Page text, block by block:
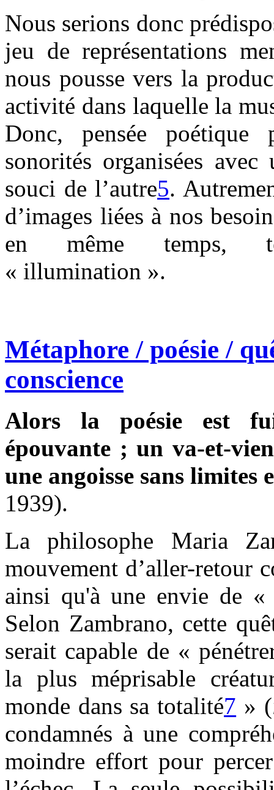
Nous serions donc
jeu de représentations
nous pousse vers la
activité dans laquelle la
Donc, pensée
sonorités organisées
souci de l’autre5.
d’images liées à nos
en même temps,
« illumination ».
Métaphore / poésie /
conscience
Alors la poésie est
épouvante ; un va-et-
une angoisse sans limites
1939).
La philosophe Maria
mouvement d’aller-retour
ainsi qu'à une envie de «
Selon Zambrano, cette
serait capable de «
la plus méprisable
monde dans sa totalité7 » (
condamnés à une
moindre effort pour